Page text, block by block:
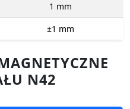
1 mm
±1 mm
N42